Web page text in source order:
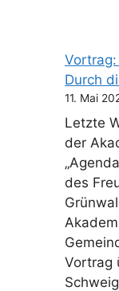
Durch
11. Mai
Letzte
der
des
Vortrag